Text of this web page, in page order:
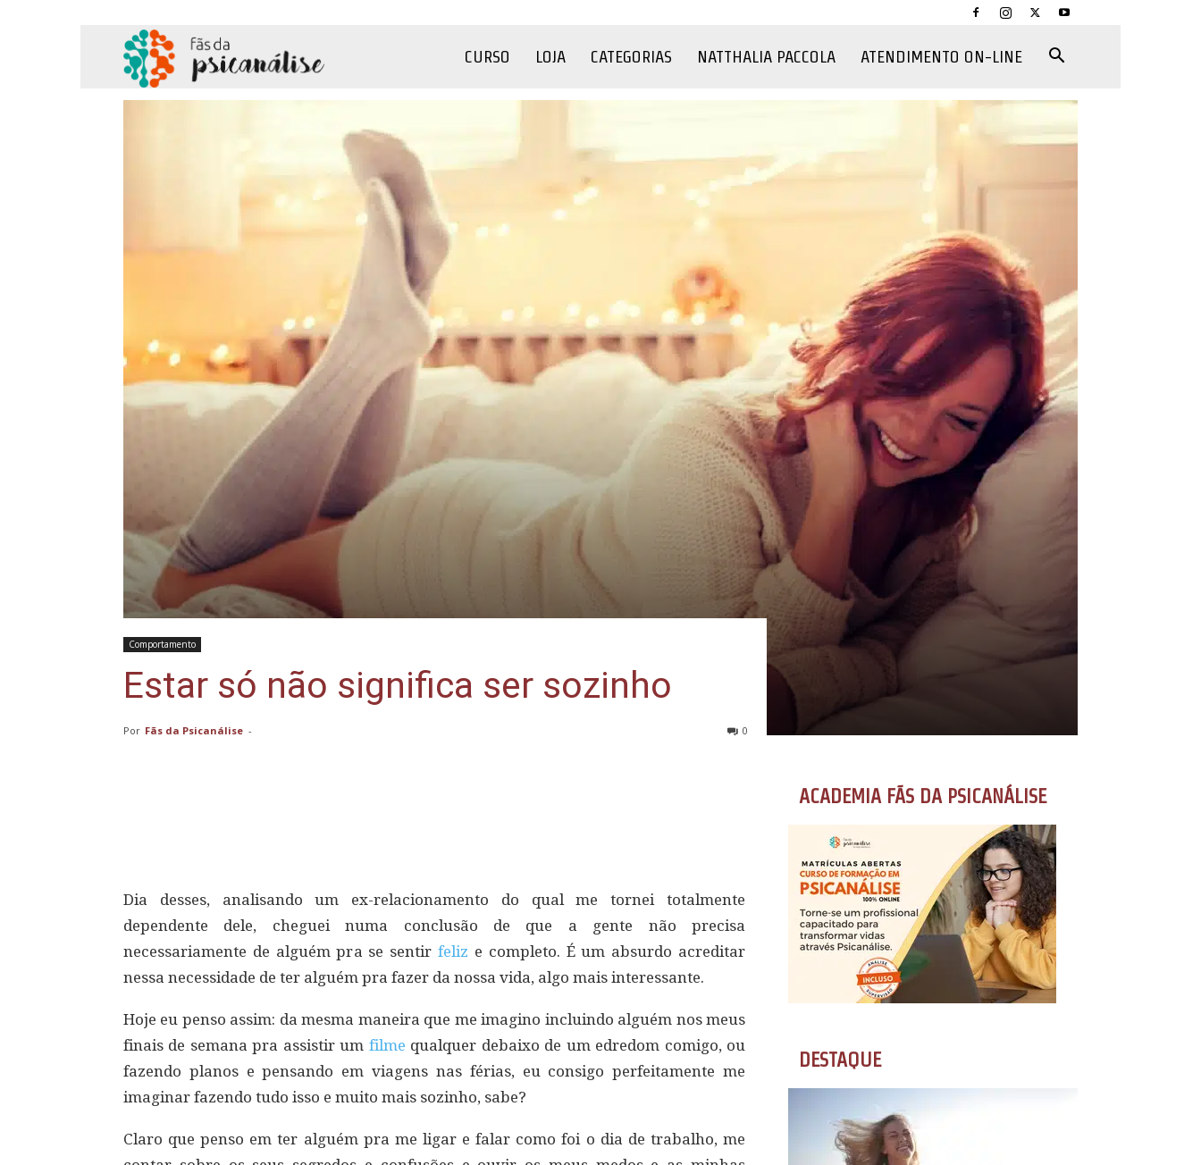
Psicanálise
CURSO LOJA CATEGORIAS NATTHALIA PACCOLA ATENDIMENTO ON-LINE
Comportamento
Estar só não significa ser sozinho
Por Fãs da Psicanálise - 0
Dia desses, analisando um ex-relacionamento do qual me tornei totalmente
dependente dele, cheguei numa conclusão de que a gente não precisa
necessariamente de alguém pra se sentir feliz e completo. É um absurdo acreditar
nessa necessidade de ter alguém pra fazer da nossa vida, algo mais interessante.
Hoje eu penso assim: da mesma maneira que me imagino incluindo alguém nos meus
finais de semana pra assistir um filme qualquer debaixo de um edredom comigo, ou
fazendo planos e pensando em viagens nas férias, eu consigo perfeitamente me
imaginar fazendo tudo isso e muito mais sozinho, sabe?
Claro que penso em ter alguém pra me ligar e falar como foi o dia de trabalho, me
ACADEMIA FÃS DA PSICANÁLISE
DESTAQUE